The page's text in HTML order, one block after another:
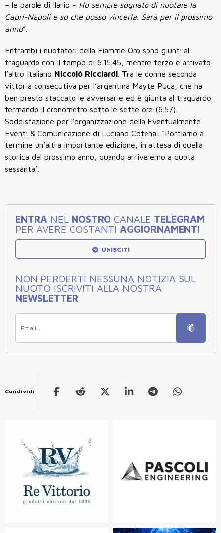
– le parole di Ilario – Ho sempre sognato di nuotare la
Capri-Napoli e so che posso vincerla. Sarà per il prossimo
anno”.
Entrambi i nuotatori della Fiamme Oro sono giunti al
traguardo con il tempo di 6.15.45, mentre terzo è arrivato
l’altro italiano Niccolò Ricciardi . Tra le donne seconda
vittoria consecutiva per l’argentina Mayte Puca, che ha
ben presto staccato le avversarie ed è giunta al traguardo
fermando il cronometro sotto le sette ore (6.57).
Soddisfazione per l’organizzazione della Eventualmente
Eventi & Comunicazione di Luciano Cotena: “Portiamo a
termine un’altra importante edizione, in attesa di quella
storica del prossimo anno, quando arriveremo a quota
sessanta”.
ENTRA NEL NOSTRO CANALE TELEGRAM
PER AVERE COSTANTI AGGIORNAMENTI
UNISCITI
NON PERDERTI NESSUNA NOTIZIA SUL
NUOTO ISCRIVITI ALLA NOSTRA
NEWSLETTER
Condividi